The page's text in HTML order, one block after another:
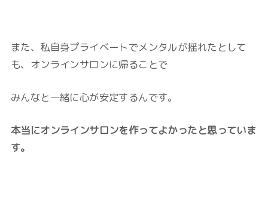
また、私自身プライベートでメンタルが揺れたとして
も、オンラインサロンに帰ることで
みんなと一緒に心が安定するんです。
本当にオンラインサロンを作ってよかったと思っていま
す。